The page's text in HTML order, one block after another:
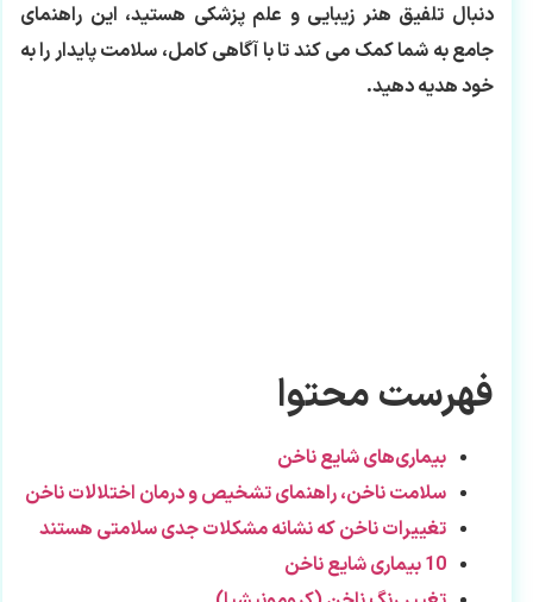
دنبال تلفیق هنر زیبایی و علم پزشکی هستید، این راهنمای
جامع به شما کمک می کند تا با آگاهی کامل، سلامت پایدار را به
خود هدیه دهید.
فهرست محتوا
بیماری‌های شایع ناخن
سلامت ناخن، راهنمای تشخیص و درمان اختلالات ناخن
تغییرات ناخن که نشانه مشکلات جدی سلامتی هستند
10 بیماری شایع ناخن